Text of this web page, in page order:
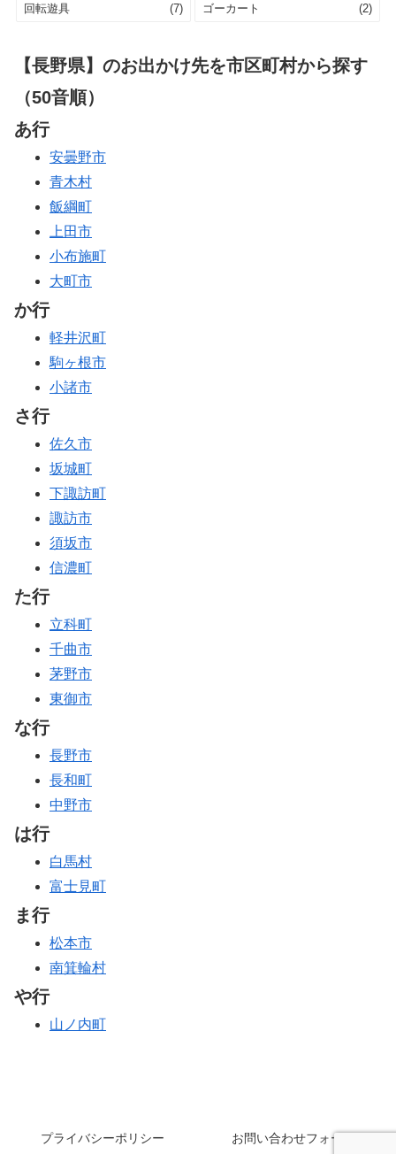
回転遊具 (7) ゴーカート (2)
【長野県】のお出かけ先を市区町村から探す
（50音順）
あ行
安曇野市
青木村
飯綱町
上田市
小布施町
大町市
か行
軽井沢町
駒ヶ根市
小諸市
さ行
佐久市
坂城町
下諏訪町
諏訪市
須坂市
信濃町
た行
立科町
千曲市
茅野市
東御市
な行
長野市
長和町
中野市
は行
白馬村
富士見町
ま行
松本市
南箕輪村
や行
山ノ内町
プライバシーポリシー お問い合わせフォーム